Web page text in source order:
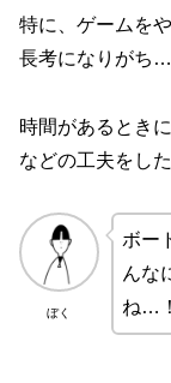
特に、ゲームを
長考になりがち
時間があるとき
などの工夫をし
ぼく
ボー
んな
ね…！